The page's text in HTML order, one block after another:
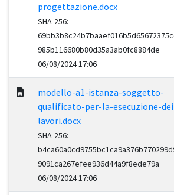
progettazione.docx
SHA-256:
985b116680b80d35a3ab0fc8884de
06/08/2024 17:06
modello-a1-istanza-soggetto-
qualificato-per-la-esecuzione-
lavori.docx
SHA-256:
9091ca267efee936d44a9f8ede79a
06/08/2024 17:06